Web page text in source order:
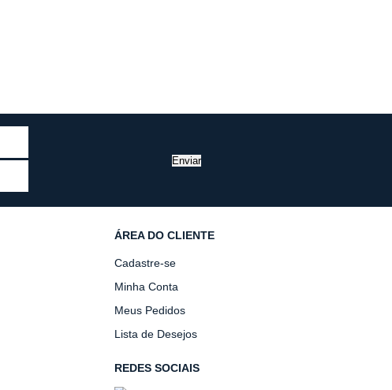
Enviar
ÁREA DO CLIENTE
Cadastre-se
Minha Conta
Meus Pedidos
Lista de Desejos
REDES SOCIAIS